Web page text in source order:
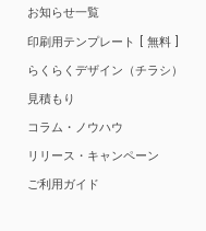
お知らせ一覧
印刷用テンプレート
無料
らくらくデザイン（チラシ）
見積もり
コラム・ノウハウ
リリース・キャンペーン
ご利用ガイド